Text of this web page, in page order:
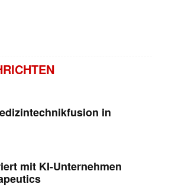
in
mit KI-Unternehmen